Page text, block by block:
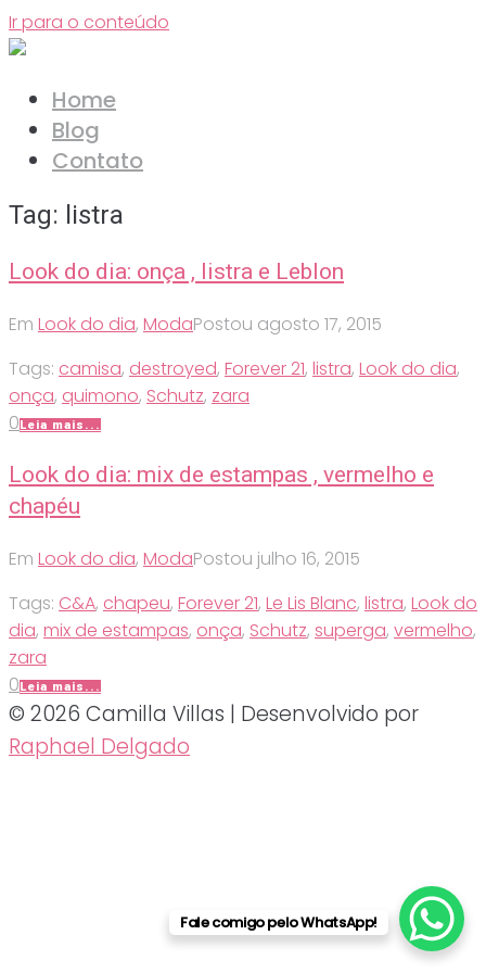
Ir para o conteúdo
Home
Blog
Contato
Tag: listra
Look do dia: onça , listra e Leblon
Em Look do dia, ModaPostou agosto 17, 2015
Tags: camisa, destroyed, Forever 21, listra, Look do dia,
onça, quimono, Schutz, zara
0Leia mais...
Look do dia: mix de estampas , vermelho e
chapéu
Em Look do dia, ModaPostou julho 16, 2015
Tags: C&A, chapeu, Forever 21, Le Lis Blanc, listra, Look do
dia, mix de estampas, onça, Schutz, superga, vermelho,
zara
0Leia mais...
© 2026 Camilla Villas | Desenvolvido por
Raphael Delgado
Fale comigo pelo WhatsApp!